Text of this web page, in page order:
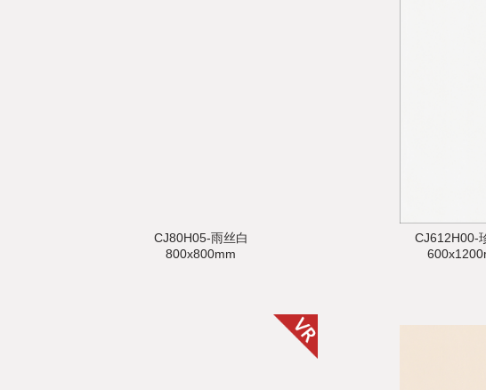
CJ80H05-雨丝白
800x800mm
CJ612H00-